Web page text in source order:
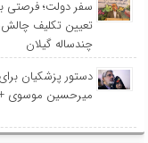
سفر دولت؛ فرصتی
تعیین تکلیف
چندساله گیلان
دستور پزشکیان برای
میرحسین موسوی